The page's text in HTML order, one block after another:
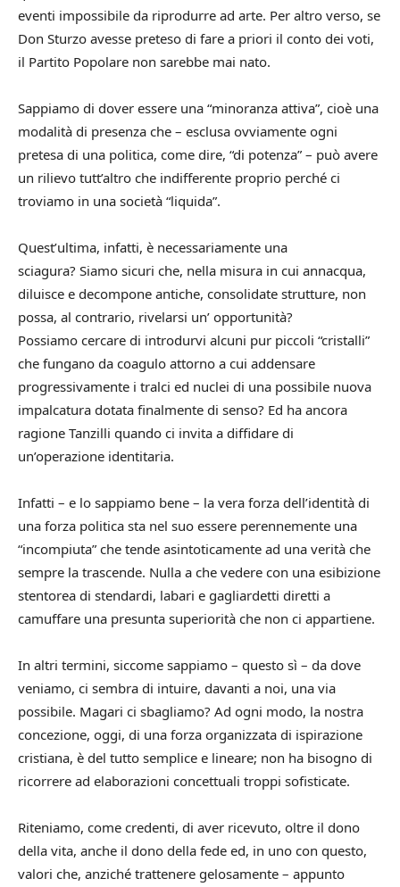
eventi impossibile da riprodurre ad arte. Per altro verso, se
Don Sturzo avesse preteso di fare a priori il conto dei voti,
il Partito Popolare non sarebbe mai nato.
Sappiamo di dover essere una “minoranza attiva”, cioè una
modalità di presenza che – esclusa ovviamente ogni
pretesa di una politica, come dire, “di potenza” – può avere
un rilievo tutt’altro che indifferente proprio perché ci
troviamo in una società “liquida”.
Quest’ultima, infatti, è necessariamente una
sciagura? Siamo sicuri che, nella misura in cui annacqua,
diluisce e decompone antiche, consolidate strutture, non
possa, al contrario, rivelarsi un’ opportunità?
Possiamo cercare di introdurvi alcuni pur piccoli “cristalli”
che fungano da coagulo attorno a cui addensare
progressivamente i tralci ed nuclei di una possibile nuova
impalcatura dotata finalmente di senso? Ed ha ancora
ragione Tanzilli quando ci invita a diffidare di
un’operazione identitaria.
Infatti – e lo sappiamo bene – la vera forza dell’identità di
una forza politica sta nel suo essere perennemente una
“incompiuta” che tende asintoticamente ad una verità che
sempre la trascende. Nulla a che vedere con una esibizione
stentorea di stendardi, labari e gagliardetti diretti a
camuffare una presunta superiorità che non ci appartiene.
In altri termini, siccome sappiamo – questo sì – da dove
veniamo, ci sembra di intuire, davanti a noi, una via
possibile. Magari ci sbagliamo? Ad ogni modo, la nostra
concezione, oggi, di una forza organizzata di ispirazione
cristiana, è del tutto semplice e lineare; non ha bisogno di
ricorrere ad elaborazioni concettuali troppi sofisticate.
Riteniamo, come credenti, di aver ricevuto, oltre il dono
della vita, anche il dono della fede ed, in uno con questo,
valori che, anziché trattenere gelosamente – appunto